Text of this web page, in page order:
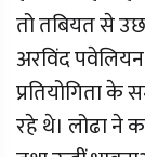
तो तबियत से
अरविंद पवेलियन
प्रतियोगिता
रहे थे। लोढा ने